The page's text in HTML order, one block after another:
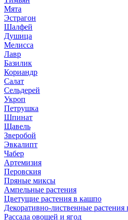
Мята
Эстрагон
Шалфей
Душица
Мелисса
Лавр
Базилик
Кориандр
Салат
Сельдерей
Укроп
Петрушка
Шпинат
Щавель
Зверобой
Эвкалипт
Чабер
Артемизия
Перовския
Пряные миксы
Ампельные растения
Цветущие растения в кашпо
Декоративно-лиственные
Рассада овощей и ягод